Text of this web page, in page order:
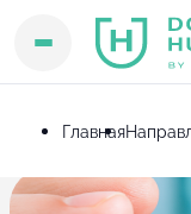
Главная